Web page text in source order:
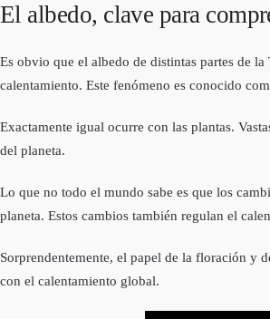
El albedo, clave para
Es obvio que el albedo de distintas partes de
calentamiento. Este fenómeno es conocido
Exactamente igual ocurre con las plantas.
del planeta.
Lo que no todo el mundo sabe es que los
planeta. Estos cambios también regulan el
Sorprendentemente, el papel de la floración y
con el calentamiento global.